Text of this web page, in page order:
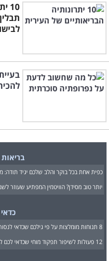
כפית אחת בכל בוקר והלב שלכם יגיד תודה:
יותר טוב מסידן? הוויטמין המפתיע שעוזר
8 תנוחות מומלצות על פי גילכם שכדאי לנסות כבר הלילה במיטה
12 פעולות לשיפור תפקוד מוחי שכדאי לכם לבצע, במיוחד את 6!